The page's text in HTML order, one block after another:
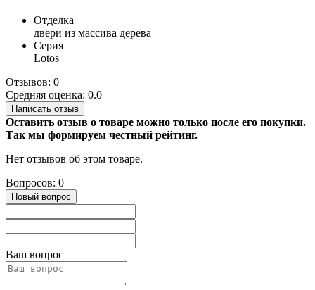
Отделка
двери из массива дерева
Серия
Lotos
Отзывов: 0
Средняя оценка: 0.0
Написать отзыв
Оставить отзыв о товаре можно только после его покупки.
Так мы формируем честный рейтинг.
Нет отзывов об этом товаре.
Вопросов: 0
Новый вопрос
Ваш вопрос